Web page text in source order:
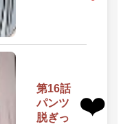
第16話
パンツ
脱ぎっ
❤️